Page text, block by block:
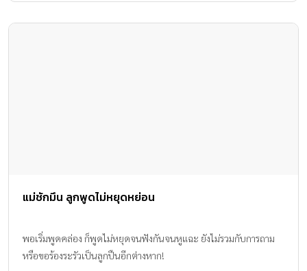
แม่ชักมึน ลูกพูดไม่หยุดหย่อน
พอเริ่มพูดคล่อง ก็พูดไม่หยุดจนฟังกันจนหูแฉะ ยังไม่รวมกับการถาม
หรือขอร้องระรัวเป็นลูกปืนอีกต่างหาก!